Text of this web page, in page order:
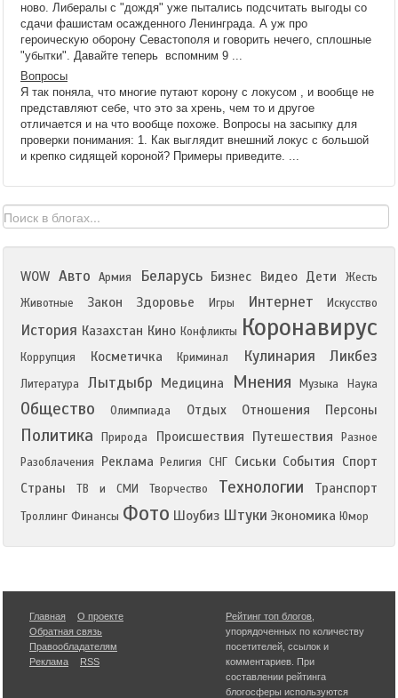
ново. Либералы с "дождя" уже пытались подсчитать выгоды со
сдачи фашистам осажденного Ленинграда. А уж про
героическую оборону Севастополя и говорить нечего, сплошные
"убытки". Давайте теперь вспомним 9 ...
Вопросы
Я так поняла, что многие путают корону с локусом , и вообще не
представляют себе, что это за хрень, чем то и другое
отличается и на что вообще похоже. Вопросы на засыпку для
проверки понимания: 1. Как выглядит внешний локус с большой
и крепко сидящей короной? Примеры приведите. ...
WOW Авто Армия Беларусь Бизнес Видео Дети
Жесть
Животные
Закон Здоровье Игры Интернет Искусство
История Казахстан Кино Конфликты Коронавирус
Коррупция Косметичка Криминал Кулинария Ликбез
Литература Лытдыбр Медицина Мнения Музыка Наука
Общество Олимпиада Отдых Отношения Персоны
Политика Природа Происшествия Путешествия
Разное
Разоблачения
Реклама Религия СНГ Сиськи События Спорт
Страны
ТВ и СМИ Творчество Технологии Транспорт
Троллинг Финансы Фото Шоубиз Штуки Экономика Юмор
Главная
О проекте
Обратная связь
Правообладателям
Реклама
RSS
Рейтинг топ блогов
упорядоченных по количеству
посетителей, ссылок и
комментариев. При
составлении рейтинга
блогосферы используются